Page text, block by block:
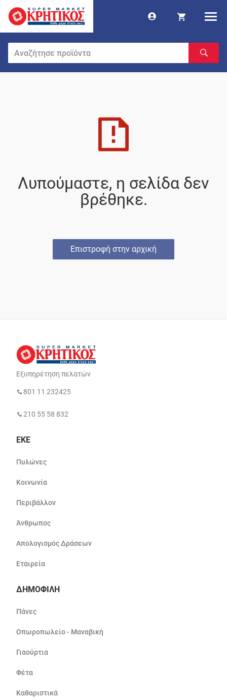
Λυπούμαστε, η σελίδα δεν
βρέθηκε.
Επιστροφή στην αρχική
Εξυπηρέτηση πελατών
801 11 232425
210 55 58 832
ΕΚΕ
Πυλώνες
Κοινωνία
Περιβάλλον
Άνθρωπος
Απολογισμός Δράσεων
Εταιρεία
ΔΗΜΟΦΙΛΗ
Πάνες
Οπωροπωλείο - Μαναβική
Γιαούρτια
Φέτα
Καθαριστικά